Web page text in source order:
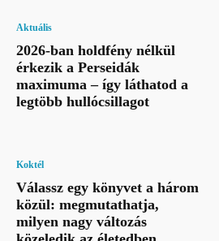
Aktuális
2026-ban holdfény nélkül
érkezik a Perseidák
maximuma – így láthatod a
legtöbb hullócsillagot
Koktél
Válassz egy könyvet a három
közül: megmutathatja,
milyen nagy változás